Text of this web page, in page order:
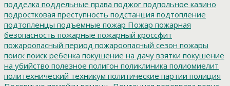
подделка поддельные права поджог подпольное казино
подростковая преступность подстанция подтопление
подтопленцы подъемные пожар Пожар пожарная
безопасность пожарные пожарный кроссфит
пожароопасный период пожароопасный сезон пожары
поиск поиск ребенка покушение на дачу взятки покушение
на убийство полезное полигон поликлиника полиомиелит
политехнический техникум политические партии полиция